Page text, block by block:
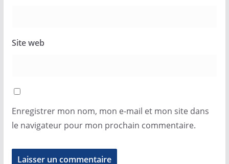
Site web
Enregistrer mon nom, mon e-mail et mon site dans
le navigateur pour mon prochain commentaire.